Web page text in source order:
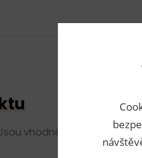
vhodné pro pletení z